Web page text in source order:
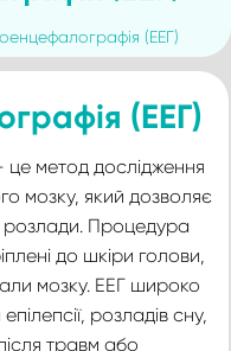
(ЕЕГ)
(ЕЕГ)
це метод дослідження
мозку, який дозволяє
розлади. Процедура
до шкіри голови,
мозку. ЕЕГ широко
розладів сну,
травм або